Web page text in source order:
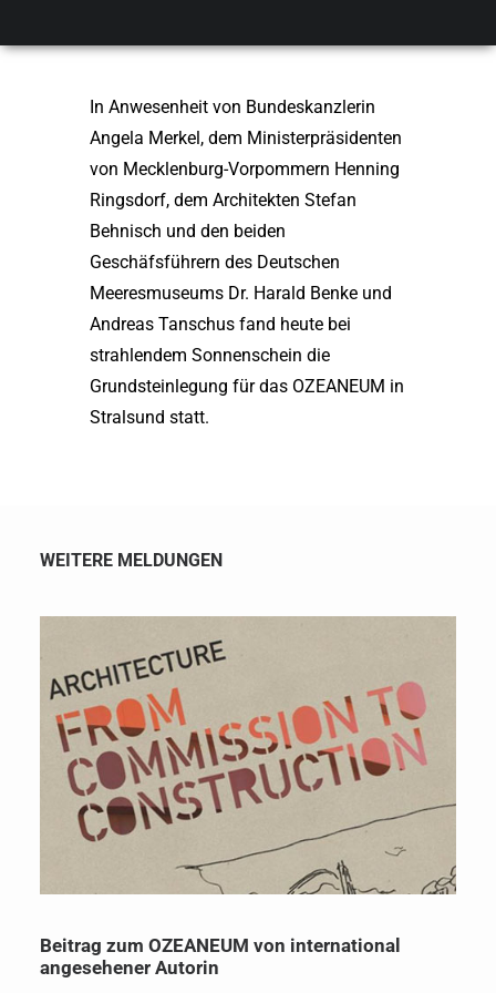
In Anwesenheit von Bundeskanzlerin
Angela Merkel, dem Ministerpräsidenten
von Mecklenburg-Vorpommern Henning
Ringsdorf, dem Architekten Stefan
Behnisch und den beiden
Geschäfsführern des Deutschen
Meeresmuseums Dr. Harald Benke und
Andreas Tanschus fand heute bei
strahlendem Sonnenschein die
Grundsteinlegung für das OZEANEUM in
Stralsund statt.
WEITERE MELDUNGEN
Beitrag zum OZEANEUM von international
angesehener Autorin